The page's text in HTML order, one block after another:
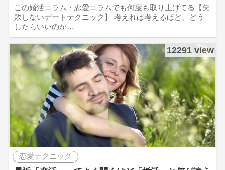
この婚活コラム・恋愛コラムでも何度も取り上げてる【失
敗しないデートテクニック】 考えれば考えるほど、どう
したらいいのか…
12291 view
恋愛テクニック